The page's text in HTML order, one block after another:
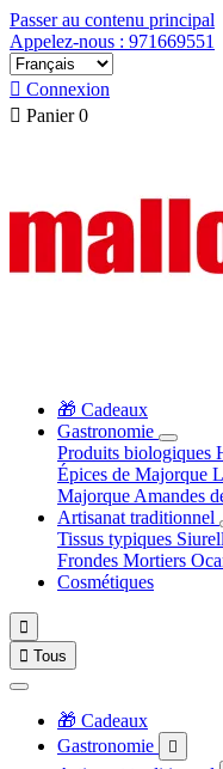
Passer au contenu principal
Appelez-nous : 971669551
 Connexion
 Panier 0
🎁 Cadeaux
Gastronomie
Produits biologiques
Épices de Majorque
Majorque Amandes
Artisanat traditionnel
Tissus typiques
Frondes Mortiers
Cosmétiques

 Tous
🎁 Cadeaux
Gastronomie
